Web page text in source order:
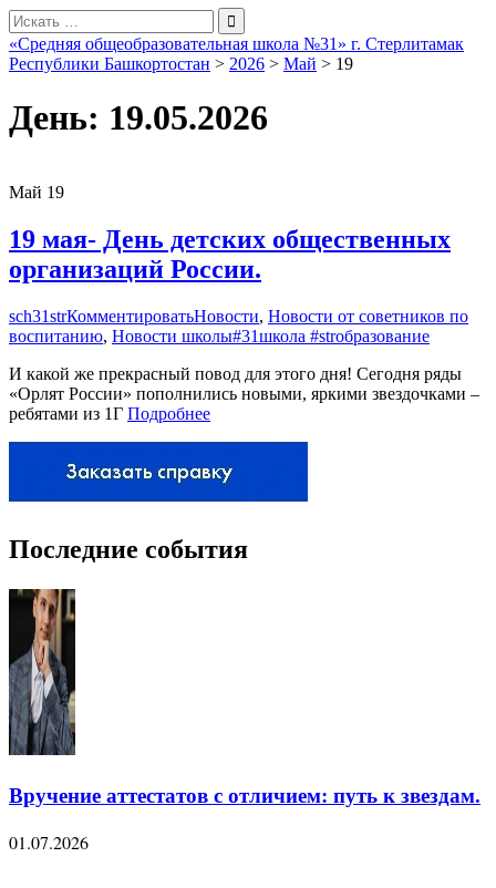
Поиск
для:
«Средняя общеобразовательная школа №31» г. Стерлитамак
Республики Башкортостан > 2026 > Май > 19
День: 19.05.2026
Май 19
19 мая- День детских общественных
организаций России.
sch31strКомментироватьНовости, Новости от советников по
воспитанию, Новости школы#31школа #strобразование
И какой же прекрасный повод для этого дня! Сегодня ряды
«Орлят России» пополнились новыми, яркими звездочками –
ребятами из 1Г Подробнее
Последние события
Вручение аттестатов с отличием: путь к звездам.
01.07.2026